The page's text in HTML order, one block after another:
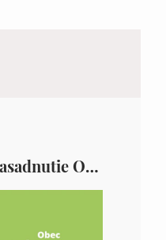
Pozvánka na 35. zasadnutie OZ v Zámutove